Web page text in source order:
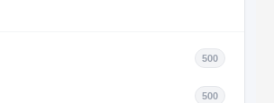
500
500